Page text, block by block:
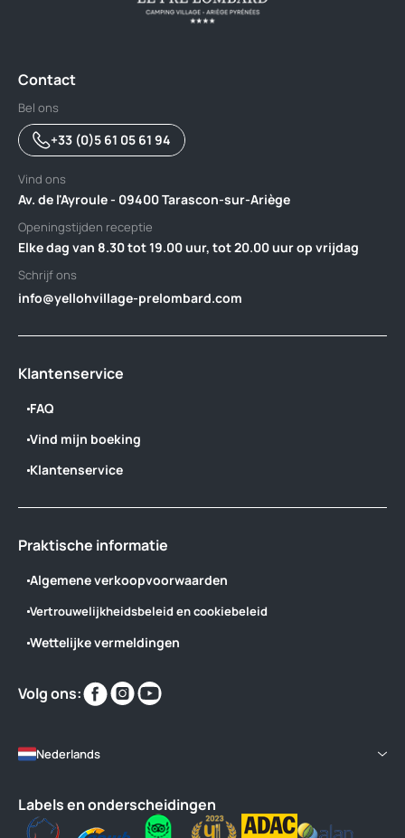
Contact
Bel ons
+33 (0)5 61 05 61 94
Vind ons
Av. de l'Ayroule - 09400 Tarascon-sur-Ariège
Openingstijden receptie
Elke dag van 8.30 tot 19.00 uur, tot 20.00 uur op vrijdag
Schrijf ons
info@yellohvillage-prelombard.com
Klantenservice
FAQ
Vind mijn boeking
Klantenservice
Praktische informatie
Algemene verkoopvoorwaarden
Vertrouwelijkheidsbeleid en cookiebeleid
Wettelijke vermeldingen
Volg ons:
Vind
ons
Vind
ons
Nederlands
Labels en onderscheidingen